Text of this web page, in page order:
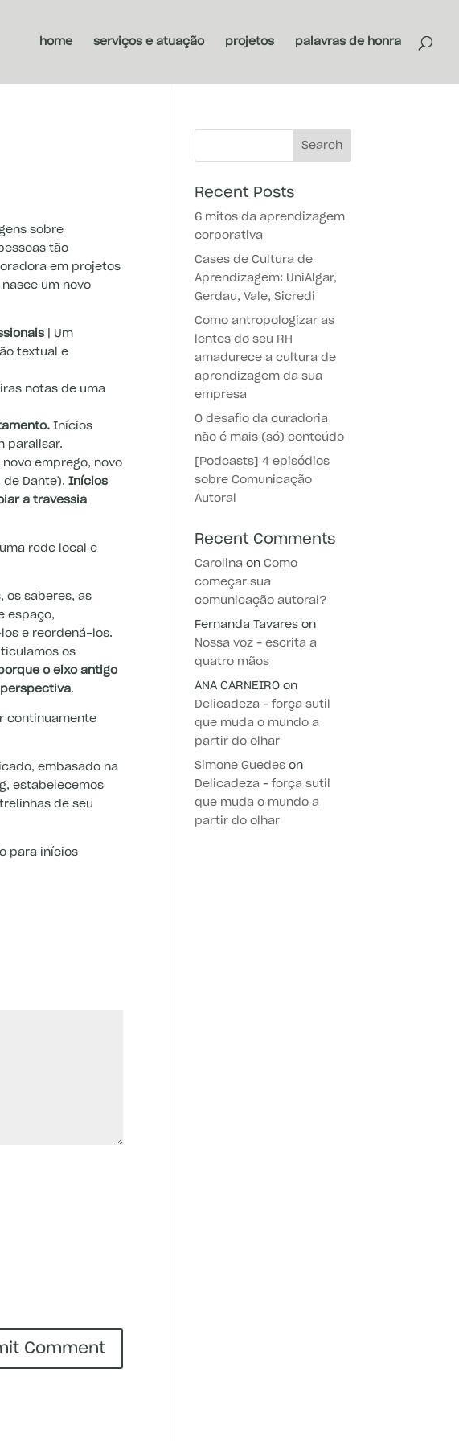
home serviços e atuação projetos palavras de honra
sobre
tão
em projetos
um novo
| Um
textual e
notas de uma
Inícios
paralisar.
emprego, novo
de Dante).Inícios
a travessia
rede local e
os saberes, as
espaço,
e reordená-los.
os
o eixo antigo
perspectiva.
continuamente
embasado na
estabelecemos
de seu
para inícios
Recent Posts
6 mitos da aprendizagem
corporativa
Cases de Cultura de
Aprendizagem: UniAlgar,
Gerdau, Vale, Sicredi
Como antropologizar as
lentes do seu RH
amadurece a cultura de
aprendizagem da sua
empresa
O desafio da curadoria
não é mais (só) conteúdo
[Podcasts] 4 episódios
sobre Comunicação
Autoral
Recent Comments
Carolina onComo
começar sua
comunicação autoral?
Fernanda Tavares on
Nossa voz – escrita a
quatro mãos
ANA CARNEIRO on
Delicadeza – força sutil
que muda o mundo a
partir do olhar
Simone Guedes on
Delicadeza – força sutil
que muda o mundo a
partir do olhar